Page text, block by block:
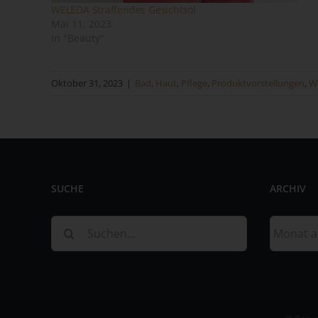
WELEDA Straffendes Gesichtsöl
Oktober 31, 2023 | Bad, Haut, Pflege, Produktvorstellungen,
SUCHE
nach:
ARCHIV